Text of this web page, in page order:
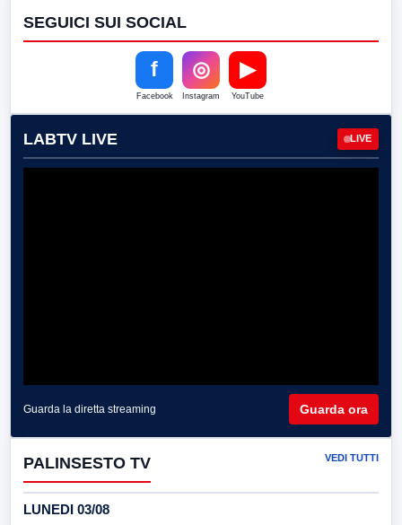
SEGUICI SUI SOCIAL
f
Facebook
◎
Instagram
▶
YouTube
LABTV LIVE LIVE
Guarda la diretta streaming Guarda ora
PALINSESTO TV VEDI TUTTI
LUNEDI 03/08